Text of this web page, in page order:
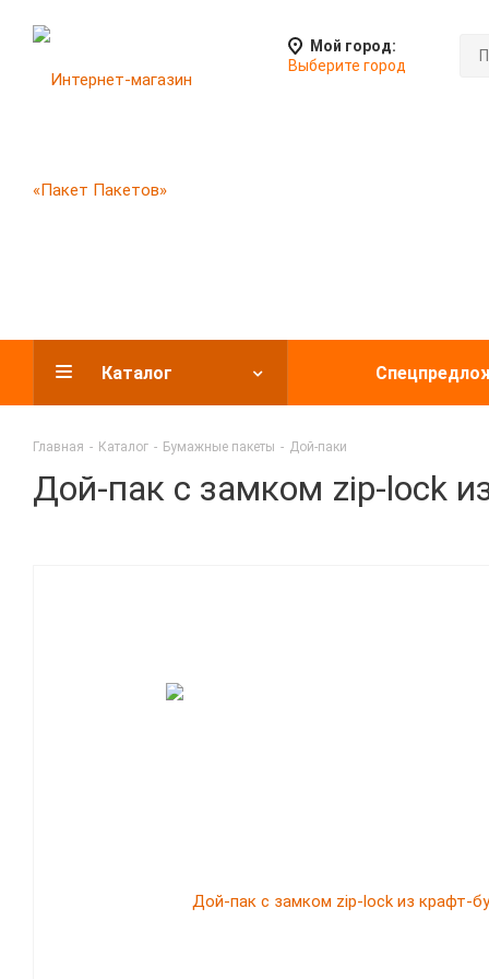
Мой город:
Выберите город
Каталог
Главная - Каталог - Бумажные пакеты - Дой-паки
Дой-пак с замком zip-lock